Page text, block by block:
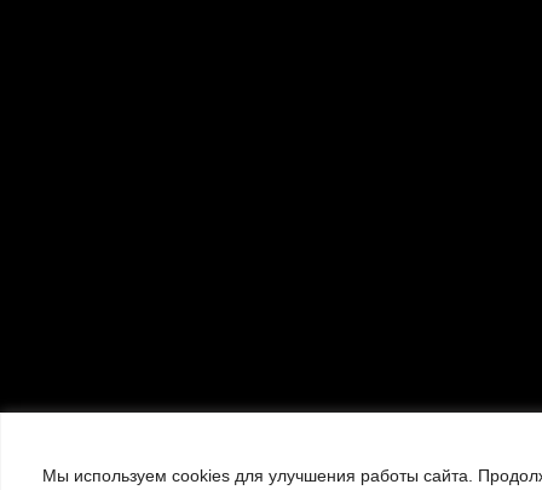
Мы используем cookies для улучшения работы сайта.